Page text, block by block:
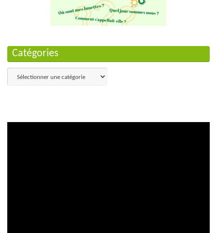
Catégories
Catégories